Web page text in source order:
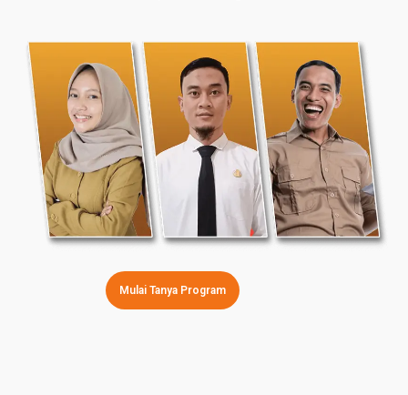
Mulai Tanya Program